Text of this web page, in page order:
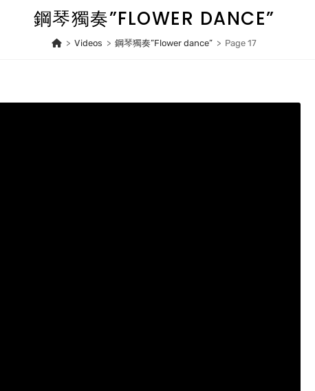
鋼琴獨奏”FLOWER DANCE”
> Videos > 鋼琴獨奏”Flower dance” > Page 17